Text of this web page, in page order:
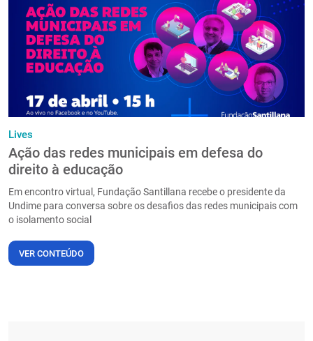
Lives
Ação das redes municipais em defesa do
direito à educação
Em encontro virtual, Fundação Santillana recebe o presidente da
Undime para conversa sobre os desafios das redes municipais com
o isolamento social
VER CONTEÚDO